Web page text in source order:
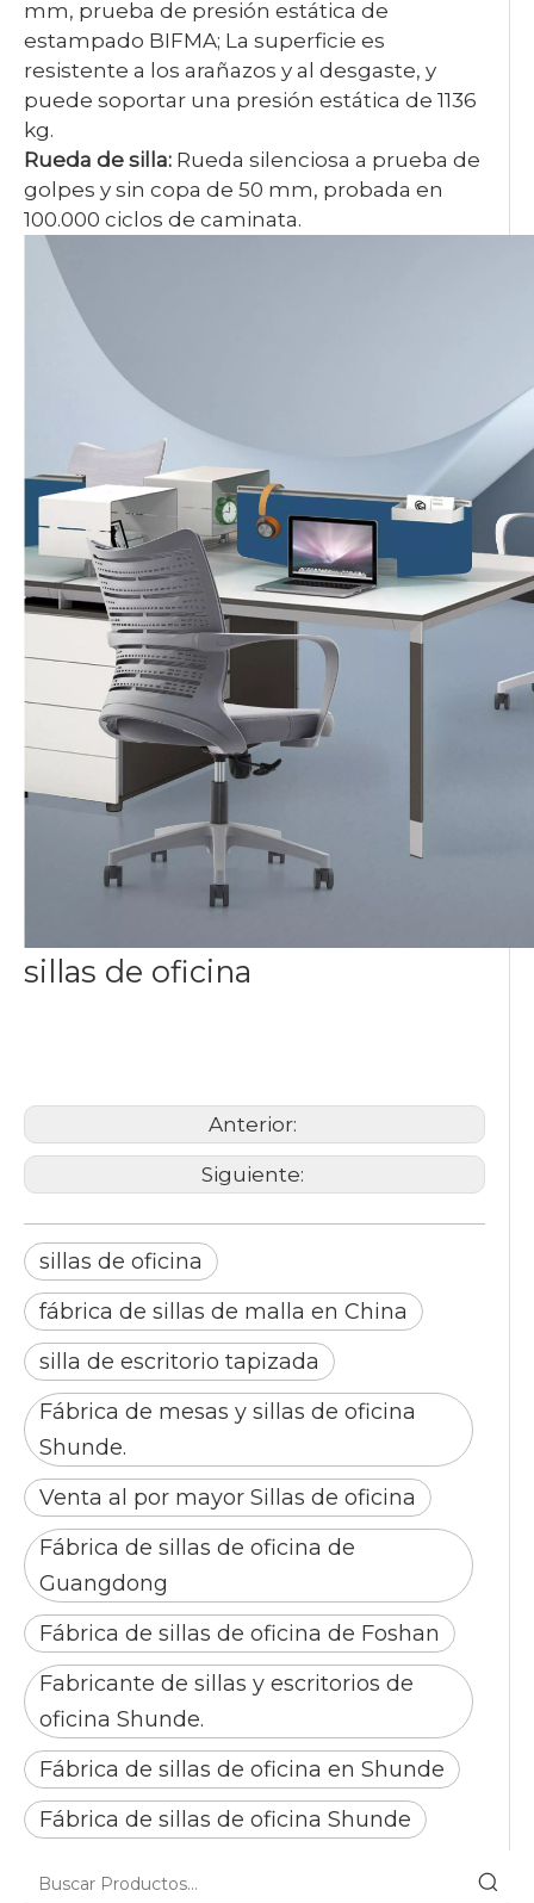
mm, prueba de presión estática de
estampado BIFMA; La superficie es
resistente a los arañazos y al desgaste, y
puede soportar una presión estática de 1136
kg.
Rueda de silla: Rueda silenciosa a prueba de
golpes y sin copa de 50 mm, probada en
100.000 ciclos de caminata.
sillas de oficina
Anterior:
Siguiente:
sillas de oficina
fábrica de sillas de malla en China
silla de escritorio tapizada
Fábrica de mesas y sillas de oficina
Shunde.
Venta al por mayor Sillas de oficina
Fábrica de sillas de oficina de
Guangdong
Fábrica de sillas de oficina de Foshan
Fabricante de sillas y escritorios de
oficina Shunde.
Fábrica de sillas de oficina en Shunde
Fábrica de sillas de oficina Shunde